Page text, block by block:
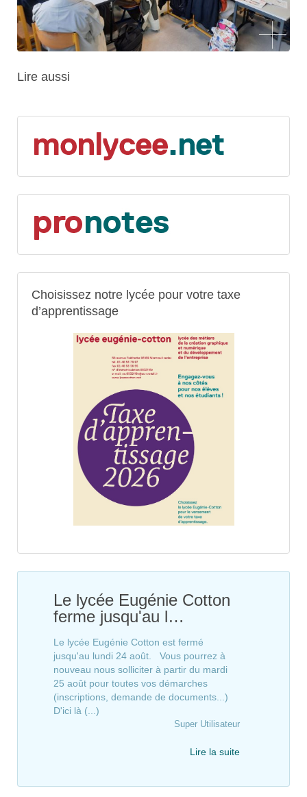
Lire aussi
Choisissez notre lycée pour votre taxe
d’apprentissage
Le lycée Eugénie Cotton
ferme jusqu'au l…
Le lycée Eugénie Cotton est fermé
jusqu'au lundi 24 août. Vous pourrez à
nouveau nous solliciter à partir du mardi
25 août pour toutes vos démarches
(inscriptions, demande de documents...)
D'ici là (...)
Super Utilisateur
Lire la suite